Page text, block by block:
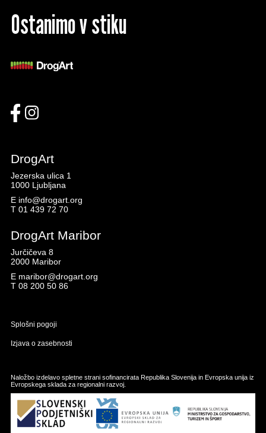
Ostanimo v stiku
DrogArt
Jezerska ulica 1
1000 Ljubljana
E info@drogart.org
T 01 439 72 70
DrogArt Maribor
Jurčičeva 8
2000 Maribor
E maribor@drogart.org
T 08 200 50 86
Splošni pogoji
Izjava o zasebnosti
Naložbo izdelavo spletne strani sofinancirata Republika Slovenija in Evropska unija iz
Evropskega sklada za regionalni razvoj.